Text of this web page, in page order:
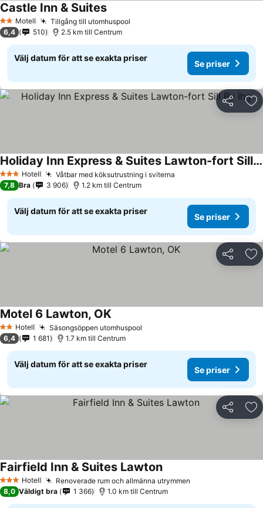
2 Stjärnor
Motell Tillgång till utomhuspool
Castle Inn & SuitesSe priser
6,4 510 2.5 km till Centrum
Välj datum för att se exakta priser
Se priser
Dela
3 StjärnorHotell Våtbar med köksutrustning i sviterna
Holiday Inn Express & Suites Lawton-fort Sill By Ihg
Se priser
7,8 Bra 3 906 1.2 km till Centrum
Välj datum för att se exakta priser
Se priser
Dela
2 Stjärnor
Hotell Säsongsöppen utomhuspool
Motel 6 Lawton, OKSe priser
6,4 1 681 1.7 km till Centrum
Välj datum för att se exakta priser
Se priser
Dela
3 StjärnorHotell Renoverade rum och allmänna utrymmen
Fairfield Inn & Suites LawtonSe priser
8,0 Väldigt bra 1 366 1.0 km till Centrum